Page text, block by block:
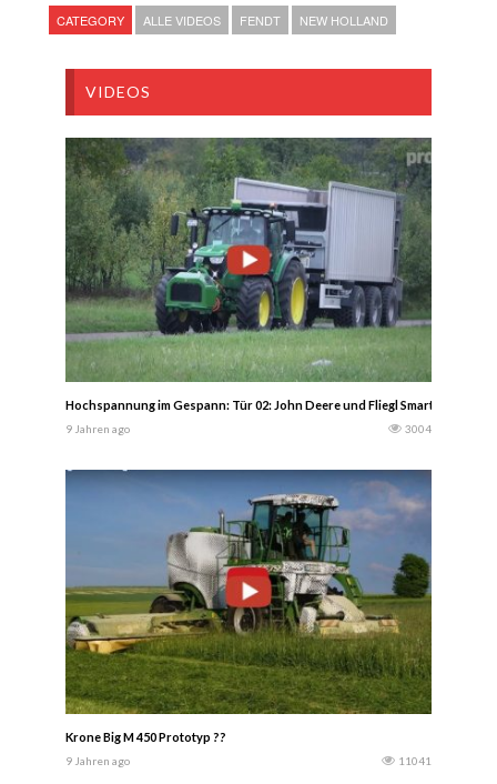
CATEGORY ALLE VIDEOS FENDT NEW HOLLAND
VIDEOS
Hochspannung im Gespann: Tür 02: John Deere und Fliegl Smart Drive
9 Jahren ago 3004
Krone Big M 450 Prototyp ??
9 Jahren ago 11041